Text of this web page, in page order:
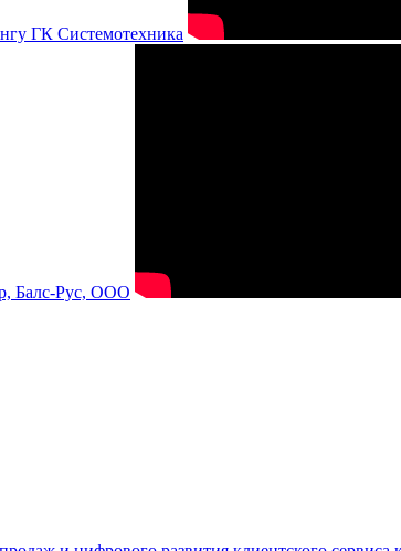
ГК Системотехника
Балс-Рус, ООО